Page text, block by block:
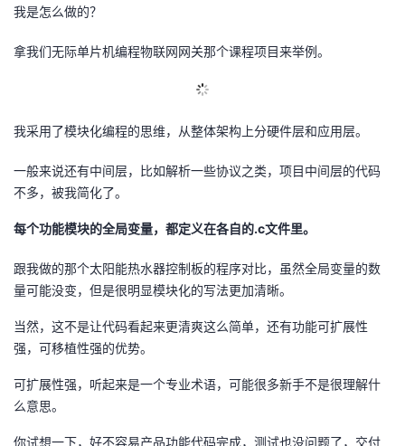
我是怎么做的？
拿我们无际单片机编程物联网网关那个课程项目来举例。
我采用了模块化编程的思维，从整体架构上分硬件层和应用层。
一般来说还有中间层，比如解析一些协议之类，项目中间层的代码
不多，被我简化了。
每个功能模块的全局变量，都定义在各自的.c文件里。
跟我做的那个太阳能热水器控制板的程序对比，虽然全局变量的数
量可能没变，但是很明显模块化的写法更加清晰。
当然，这不是让代码看起来更清爽这么简单，还有功能可扩展性
强，可移植性强的优势。
可扩展性强，听起来是一个专业术语，可能很多新手不是很理解什
么意思。
你试想一下，好不容易产品功能代码完成，测试也没问题了，交付